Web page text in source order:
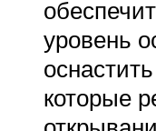
уровень
которые